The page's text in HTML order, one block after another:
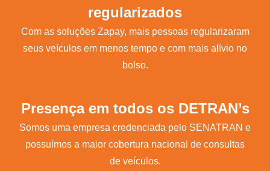
regularizados
Com as soluções Zapay, mais pessoas regularizaram
seus veículos em menos tempo e com mais alívio no
bolso.
Presença em todos os DETRAN’s
Somos uma empresa credenciada pelo SENATRAN e
possuímos a maior cobertura nacional de consultas
de veículos.